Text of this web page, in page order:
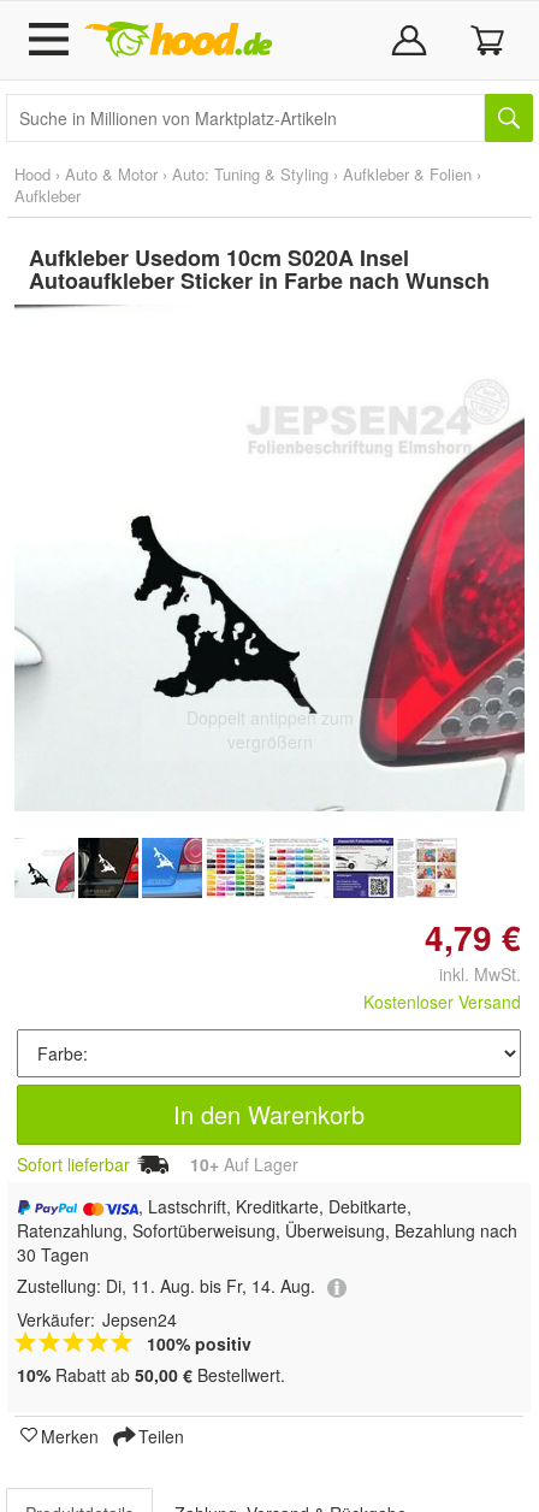
Hood › Auto & Motor › Auto: Tuning & Styling › Aufkleber & Folien ›
Aufkleber
Aufkleber Usedom 10cm S020A Insel
Autoaufkleber Sticker in Farbe nach Wunsch
Doppelt antippen zum
vergrößern
4,79 €
inkl. MwSt.
Kostenloser Versand
In den Warenkorb
Sofort lieferbar 10+ Auf Lager
, Lastschrift, Kreditkarte, Debitkarte,
Ratenzahlung, Sofortüberweisung, Überweisung, Bezahlung nach
30 Tagen
Zustellung: Di, 11. Aug. bis Fr, 14. Aug.
Verkäufer: Jepsen24
100% positiv
10% Rabatt ab 50,00 € Bestellwert.
Merken Teilen